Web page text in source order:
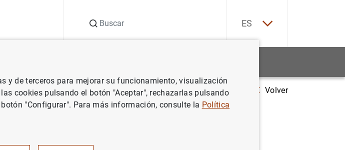
ES
prensa del Banco Central Europeo Estado financiero consolidado del Eurosistema a 5 de mayo de 2006
Volver
y de terceros para mejorar su funcionamiento, visualización
cookies pulsando el botón "Aceptar", rechazarlas pulsando
"Configurar". Para más información, consulte la Política